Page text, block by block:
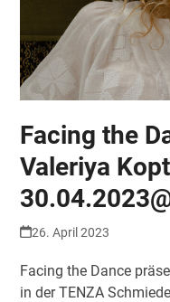
Facing the
Valeriya
26. April 2023
Facing the Dance
in der TENZA